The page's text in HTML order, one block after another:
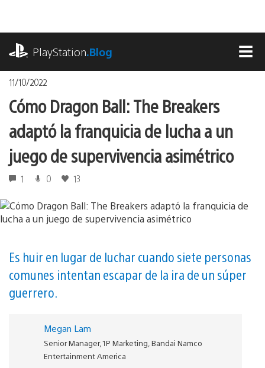
contenido
PlayStation.Blog
11/10/2022
Cómo Dragon Ball: The Breakers
adaptó la franquicia de lucha a un
juego de supervivencia asimétrico
1 0 13
Es huir en lugar de luchar cuando siete personas
comunes intentan escapar de la ira de un súper
guerrero.
Megan Lam
Senior Manager, 1P Marketing, Bandai Namco
Entertainment America